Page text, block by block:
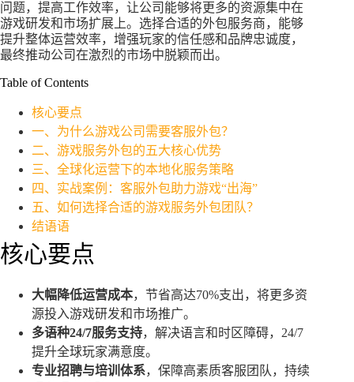
问题，提高工作效率，让公司能够将更多的资源集中在
游戏研发和市场扩展上。选择合适的外包服务商，能够
提升整体运营效率，增强玩家的信任感和品牌忠诚度，
最终推动公司在激烈的市场中脱颖而出。
Table of Contents
核心要点
一、为什么游戏公司需要客服外包？
二、游戏服务外包的五大核心优势
三、全球化运营下的本地化服务策略
四、实战案例：客服外包助力游戏“出海”
五、如何选择合适的游戏服务外包团队？
结语语
核心要点
大幅降低运营成本，节省高达70%支出，将更多资
源投入游戏研发和市场推广。
多语种24/7服务支持，解决语言和时区障碍，24/7
提升全球玩家满意度。
专业招聘与培训体系，保障高素质客服团队，持续